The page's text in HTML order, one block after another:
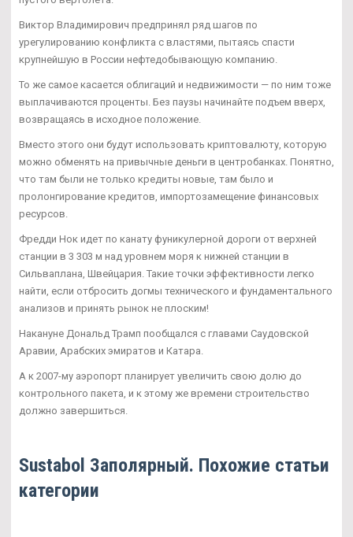
Виктор Владимирович предпринял ряд шагов по
урегулированию конфликта с властями, пытаясь спасти
крупнейшую в России нефтедобывающую компанию.
То же самое касается облигаций и недвижимости — по ним тоже
выплачиваются проценты. Без паузы начинайте подъем вверх,
возвращаясь в исходное положение.
Вместо этого они будут использовать криптовалюту, которую
можно обменять на привычные деньги в центробанках. Понятно,
что там были не только кредиты новые, там было и
пролонгирование кредитов, импортозамещение финансовых
ресурсов.
Фредди Нок идет по канату фуникулерной дороги от верхней
станции в 3 303 м над уровнем моря к нижней станции в
Сильваплана, Швейцария. Такие точки эффективности легко
найти, если отбросить догмы технического и фундаментального
анализов и принять рынок не плоским!
Накануне Дональд Трамп пообщался с главами Саудовской
Аравии, Арабских эмиратов и Катара.
А к 2007-му аэропорт планирует увеличить свою долю до
контрольного пакета, и к этому же времени строительство
должно завершиться.
Sustabol Заполярный. Похожие статьи
категории